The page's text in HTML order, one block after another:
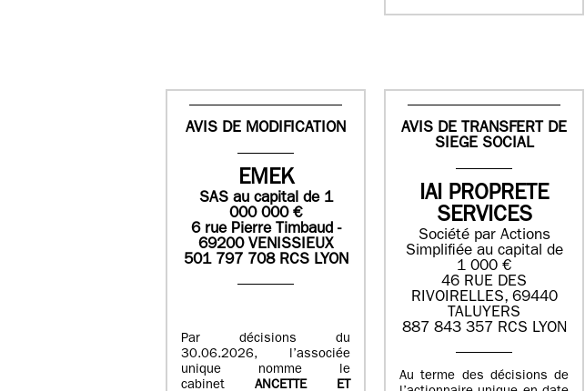
AVIS DE MODIFICATION
EMEK
SASau capital de 1
000 000€
6 rue Pierre Timbaud -
69200 VENISSIEUX
501 797 708 RCS LYON
Par décisions du
30.06.2026, l’associée
unique nomme le
cabinet ANCETTE ET
AVIS DE TRANSFERT DE
SIEGE SOCIAL
IAI PROPRETE
SERVICES
Société par Actions
Simplifiée au capital de
1 000 €
46 RUE DES
RIVOIRELLES, 69440
TALUYERS
887 843 357 RCS LYON
Au terme des décisions de